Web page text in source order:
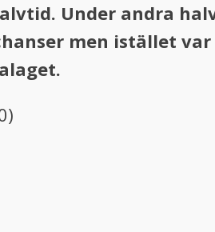
Under andra
men istället